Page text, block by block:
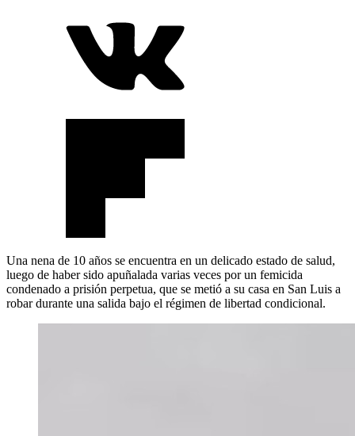
Una nena de 10 años se encuentra en un delicado estado de salud,
luego de haber sido apuñalada varias veces por un femicida
condenado a prisión perpetua, que se metió a su casa en San Luis a
robar durante una salida bajo el régimen de libertad condicional.